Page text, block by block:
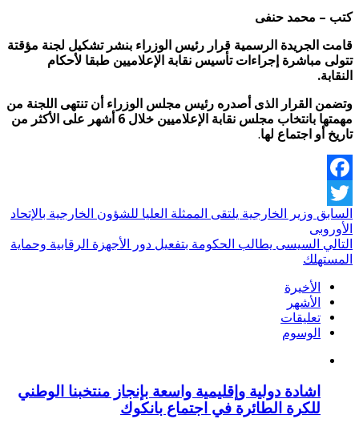
كتب – محمد حنفى
قامت الجريدة الرسمية قرار رئيس الوزراء بنشر تشكيل لجنة مؤقتة
تتولى مباشرة إجراءات تأسيس نقابة الإعلاميين طبقا لأحكام
النقابة.
وتضمن القرار الذى أصدره رئيس مجلس الوزراء أن تنتهى اللجنة من
مهمتها بانتخاب مجلس نقابة الإعلاميين خلال 6 أشهر على الأكثر من
تاريخ أو اجتماع لها.
Facebook
Twitter
السابق وزير الخارجية يلتقى الممثلة العليا للشؤون الخارجية بالإتحاد
الأوروبى
التالي السيسى يطالب الحكومة بتفعيل دور الأجهزة الرقابية وحماية
المستهلك
الأخيرة
الأشهر
تعليقات
الوسوم
اشادة دولية وإقليمية واسعة بإنجاز منتخبنا الوطني
للكرة الطائرة في اجتماع بانكوك